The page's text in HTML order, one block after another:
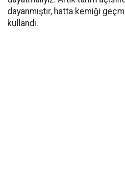
dayanmıştır, hatta kemiği
kullandı.